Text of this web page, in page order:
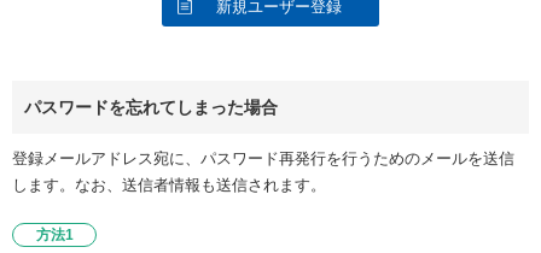
新規ユーザー登録
パスワードを忘れてしまった場合
登録メールアドレス宛に、パスワード再発行を行うためのメールを送信
します。なお、送信者情報も送信されます。
方法1